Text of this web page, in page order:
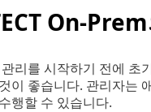
On-
리를 시작하기 전에 초
이 좋습니다. 관리자는
행할 수 있습니다.